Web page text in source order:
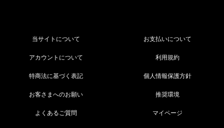
当サイトについて お支払いについて
アカウントについて 利用規約
特商法に基づく表記 個人情報保護方針
お客さまへのお願い 推奨環境
よくあるご質問 マイページ